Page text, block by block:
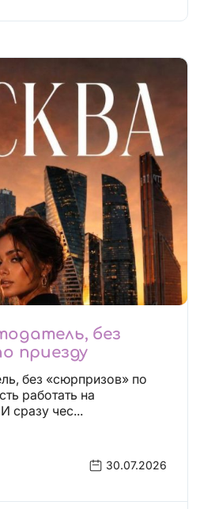
без
приезду
без «сюрпризов» по
постоянной основе И сразу чес...
30.07.2026